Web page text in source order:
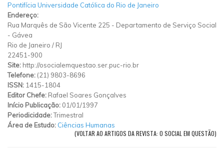
Pontifícia Universidade Católica do Rio de Janeiro
Endereço:
Rua Marquês de São Vicente 225 - Departamento de Serviço Social
- Gávea
Rio de Janeiro / RJ
22451-900
Site: http://osocialemquestao.ser.puc-rio.br
Telefone: (21) 9803-8696
ISSN: 1415-1804
Editor Chefe: Rafael Soares Gonçalves
Início Publicação: 01/01/1997
Periodicidade:Trimestral
Área de Estudo: Ciências Humanas
(VOLTAR AO ARTIGOS DA REVISTA: O SOCIAL EM QUESTÃO)